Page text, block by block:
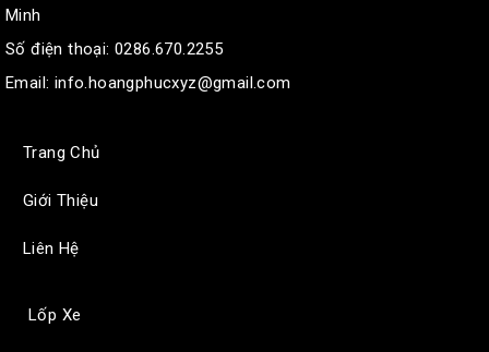
Minh
Số điện thoại: 0286.670.2255
Email: info.hoangphucxyz@gmail.com
Trang Chủ
Giới Thiệu
Liên Hệ
Lốp Xe